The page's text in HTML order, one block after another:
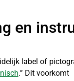
en
label of
.” Dit voorkomt